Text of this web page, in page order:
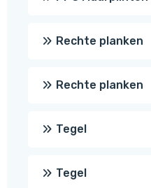
Rechte planken
Rechte planken
Tegel
Tegel